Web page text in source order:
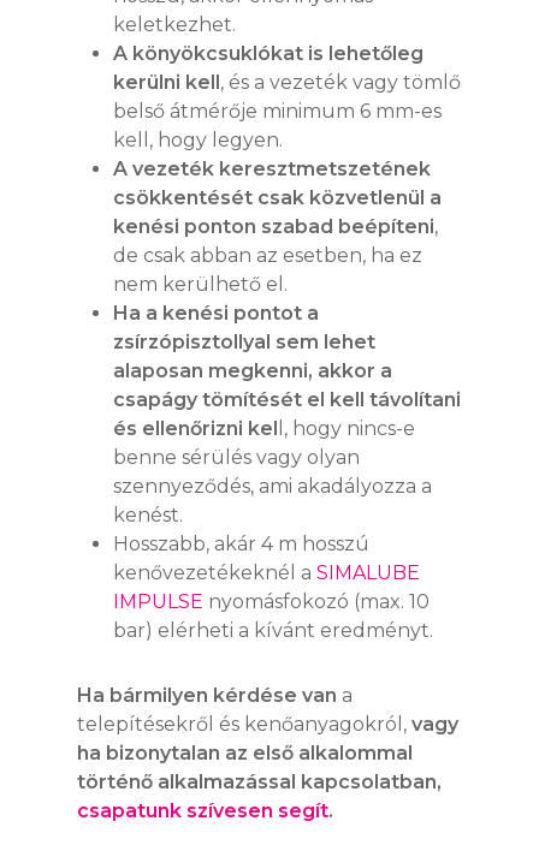
keletkezhet.
A könyökcsuklókat is lehetőleg
kerülni kell, és a vezeték vagy tömlő
belső átmérője minimum 6 mm-es
kell, hogy legyen.
A vezeték keresztmetszetének
csökkentését csak közvetlenül a
kenési ponton szabad beépíteni,
de csak abban az esetben, ha ez
nem kerülhető el.
Ha a kenési pontot a
zsírzópisztollyal sem lehet
alaposan megkenni, akkor a
csapágy tömítését el kell távolítani
és ellenőrizni kel l, hogy nincs-e
benne sérülés vagy olyan
szennyeződés, ami akadályozza a
kenést.
Hosszabb, akár 4 m hosszú
kenővezetékeknél aSIMALUBE
IMPULSE nyomásfokozó (max. 10
bar) elérheti a kívánt eredményt.
Ha bármilyen kérdése van a
telepítésekről és kenőanyagokról,vagy
ha bizonytalan az első alkalommal
történő alkalmazással kapcsolatban,
csapatunk szívesen segít.